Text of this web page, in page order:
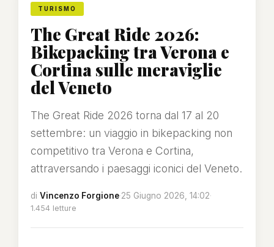
TURISMO
The Great Ride 2026:
Bikepacking tra Verona e
Cortina sulle meraviglie
del Veneto
The Great Ride 2026 torna dal 17 al 20
settembre: un viaggio in bikepacking non
competitivo tra Verona e Cortina,
attraversando i paesaggi iconici del Veneto.
di Vincenzo Forgione·25 Giugno 2026, 14:02·
1.454 letture